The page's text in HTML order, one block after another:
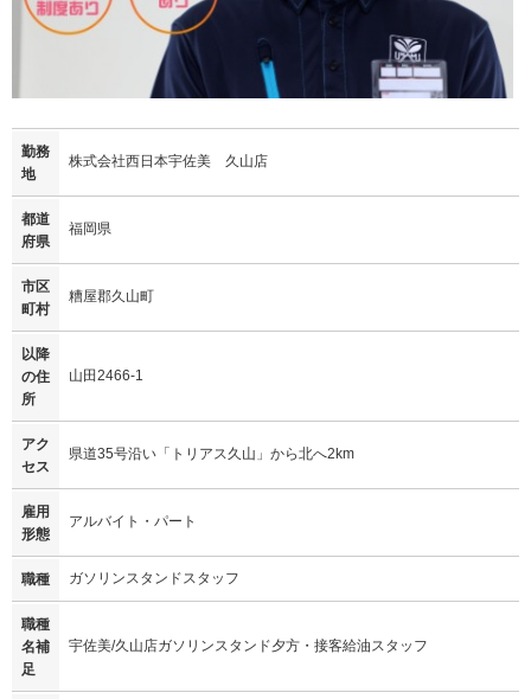
勤務
地
株式会社西日本宇佐美 久山店
都道
府県
福岡県
市区
町村
糟屋郡久山町
以降
の住
所
山田2466-1
アク
セス
県道35号沿い「トリアス久山」から北へ2km
雇用
形態
アルバイト・パート
職種 ガソリンスタンドスタッフ
職種
名補
足
宇佐美/久山店ガソリンスタンド夕方・接客給油スタッフ